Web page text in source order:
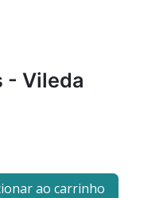
- Vileda
ao carrinho